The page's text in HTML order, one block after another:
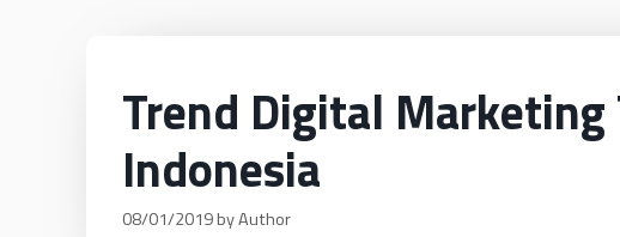
Trend Digital Marketing
Indonesia
08/01/2019byAuthor